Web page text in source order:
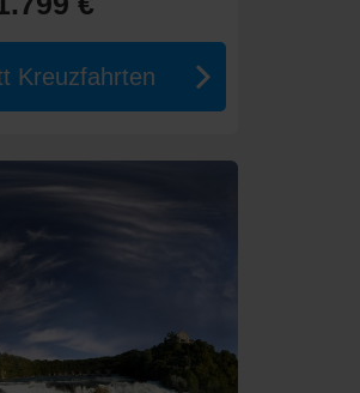
auszeichnen.
Kreuzfahrten